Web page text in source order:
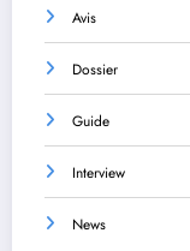
Avis
Dossier
Guide
Interview
News